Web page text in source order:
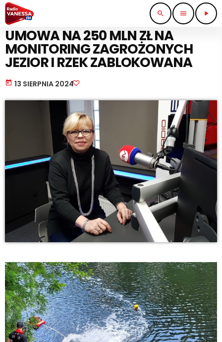
search menu play_arrow
EKOLOGIA I ŚRODOWISKO
UMOWA NA 250 MLN ZŁ NA
MONITORING ZAGROŻONYCH
JEZIOR I RZEK ZABLOKOWANA
today 13 SIERPNIA 2024